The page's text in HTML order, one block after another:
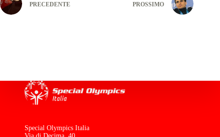
PRECEDENTE PROSSIMO
Special Olympics Italia